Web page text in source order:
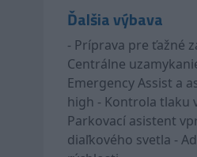
Ďalšia výbava
- Príprava pre ťažné
Centrálne
Emergency Assist a
high - Kontrola tlaku
Parkovací asistent
diaľkového svetla -